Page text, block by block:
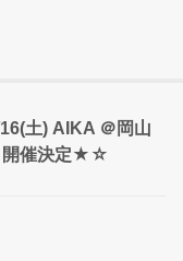
土) AIKA ＠岡山
開催決定★☆